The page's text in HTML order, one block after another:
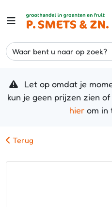
Waar bent u naar op zoek?
Let op omdat je
kun je geen prijzen zien
hier om in
Terug